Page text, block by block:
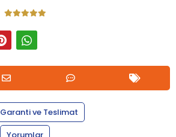
Garanti ve Teslimat